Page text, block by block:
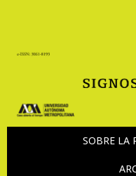
SOBRE LA